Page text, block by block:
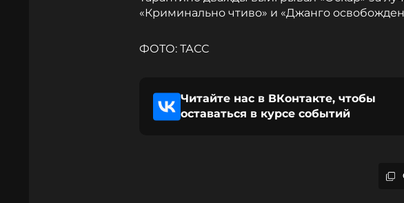
«Криминально чтиво» и «Джанго
ФОТО: ТАСС
Читайте нас в ВКонтакте, чтобы
оставаться в курсе событий